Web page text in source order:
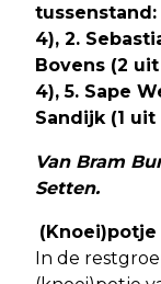
tussenstand:
4), 2.
Bovens (2
4), 5. Sape
Sandijk (1 uit
Van Bram
Setten.
(Knoei)potje
In de